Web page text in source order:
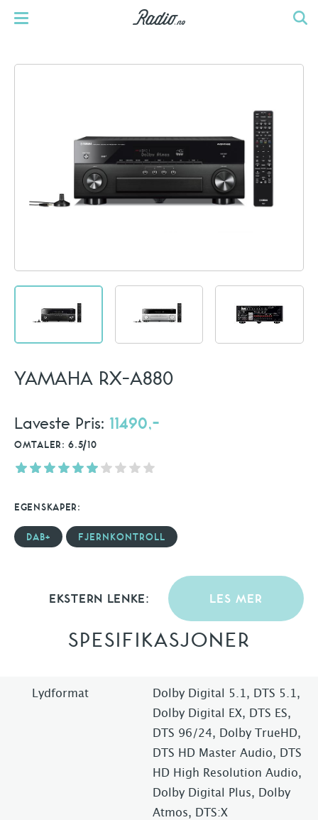
YAMAHA RX-A880
Laveste Pris: 11490,-
OMTALER: 6.5/10
EGENSKAPER:
DAB+ FJERNKONTROLL
EKSTERN LENKE: LES MER
SPESIFIKASJONER
Lydformat
Dolby Digital 5.1, DTS 5.1,
Dolby Digital EX, DTS ES,
DTS 96/24, Dolby TrueHD,
DTS HD Master Audio, DTS
HD High Resolution Audio,
Dolby Digital Plus, Dolby
Atmos, DTS:X